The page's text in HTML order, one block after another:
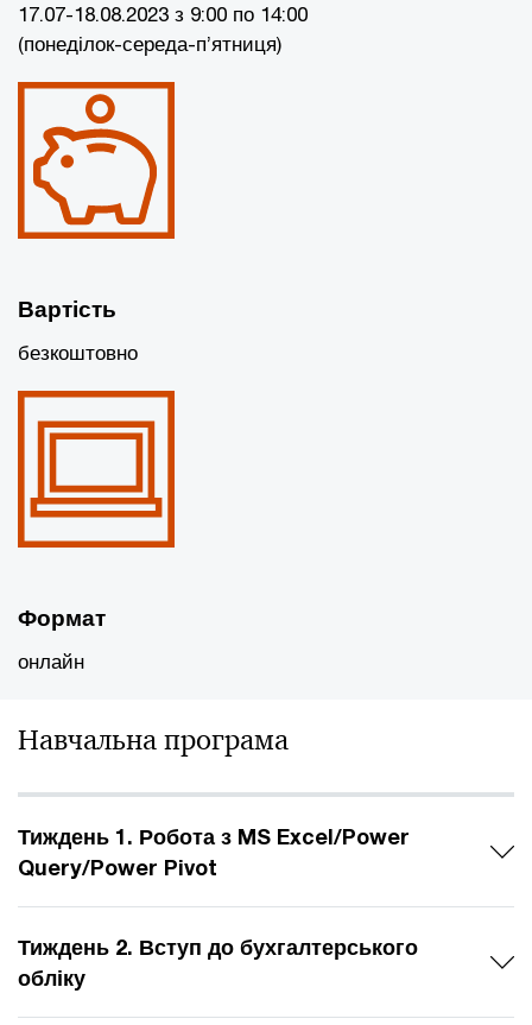
17.07-18.08.2023 з 9:00 по 14:00
(понеділок-середа-п’ятниця)
Вартість
безкоштовно
Формат
онлайн
Навчальна програма
Тиждень 1. Робота з MS Excel/Power
Query/Power Pivot
Тиждень 2. Вступ до бухгалтерського
обліку